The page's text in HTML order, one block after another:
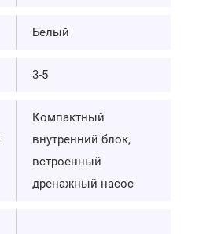
Белый
3-5
Компактный
внутренний блок,
встроенный
дренажный насос